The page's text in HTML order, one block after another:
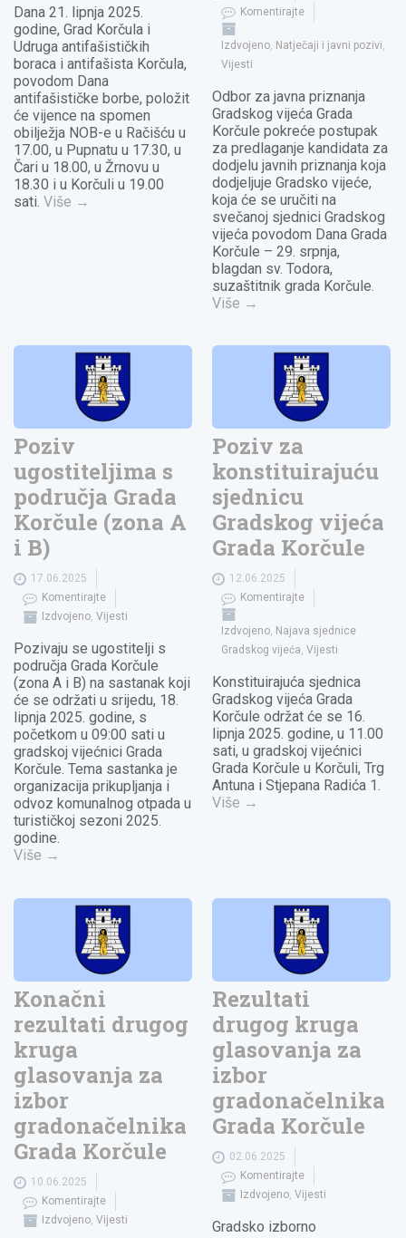
Dana 21. lipnja 2025.
godine, Grad Korčula i
Udruga antifašističkih
boraca i antifašista Korčula,
povodom Dana
antifašističke borbe, položit
će vijence na spomen
obilježja NOB-e u Račišću u
17.00, u Pupnatu u 17.30, u
Čari u 18.00, u Žrnovu u
18.30 i u Korčuli u 19.00
sati. Više →
Komentirajte
Izdvojeno Natječaji i javni pozivi
Vijesti
Odbor za javna priznanja
Gradskog vijeća Grada
Korčule pokreće postupak
za predlaganje kandidata za
dodjelu javnih priznanja koja
dodjeljuje Gradsko vijeće,
koja će se uručiti na
svečanoj sjednici Gradskog
vijeća povodom Dana Grada
Korčule – 29. srpnja,
blagdan sv. Todora,
suzaštitnik grada Korčule.
Više →
Poziv
ugostiteljima s
područja Grada
Korčule (zona A
i B)
17.06.2025
Komentirajte
Izdvojeno, Vijesti
Pozivaju se ugostitelji s
područja Grada Korčule
(zona A i B) na sastanak koji
će se održati u srijedu, 18.
lipnja 2025. godine, s
početkom u 09:00 sati u
gradskoj vijećnici Grada
Korčule. Tema sastanka je
organizacija prikupljanja i
odvoz komunalnog otpada u
turističkoj sezoni 2025.
godine.
Više →
Poziv za
konstituirajuću
sjednicu
Gradskog vijeća
Grada Korčule
12.06.2025
Komentirajte
Izdvojeno, Najava sjednice
Gradskog vijeća,Vijesti
Konstituirajuća sjednica
Gradskog vijeća Grada
Korčule održat će se 16.
lipnja 2025. godine, u 11.00
sati, u gradskoj vijećnici
Grada Korčule u Korčuli, Trg
Antuna i Stjepana Radića 1.
Više →
Konačni
rezultati drugog
kruga
glasovanja za
izbor
gradonačelnika
Grada Korčule
10.06.2025
Komentirajte
Izdvojeno, Vijesti
Rezultati
drugog kruga
glasovanja za
izbor
gradonačelnika
Grada Korčule
02.06.2025
Komentirajte
Izdvojeno,Vijesti
Gradsko izborno